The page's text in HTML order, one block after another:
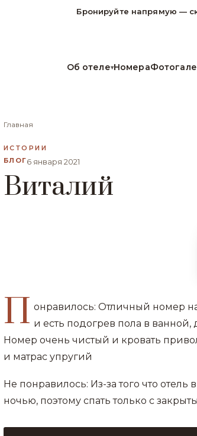
Бронируйте напрямую —
Об отеле▾Номера
Главная
ИСТОРИИ
БЛОГ6 января 2021
Виталий
П онравилось: Отличный номер
и есть подогрев пола в
Номер очень чистый и кровать
и матрас упругий
Не понравилось: Из-за того что
ночью, поэтому спать только с